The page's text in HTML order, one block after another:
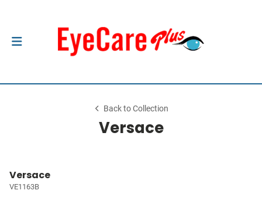
Back to Collection
Versace
Versace
VE1163B